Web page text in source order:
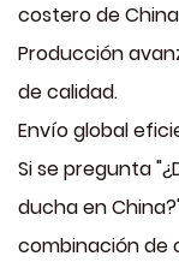
costero de
Producción
de calidad.
Envío global
Si se pregunta
ducha en
combinación de